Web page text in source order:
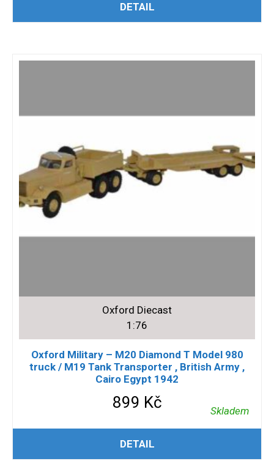
PŘIDAT DO KOŠÍKU
DETAIL
Oxford Diecast
1:76
Oxford Military – M20 Diamond T Model 980
truck / M19 Tank Transporter , British Army ,
Cairo Egypt 1942
899 Kč Skladem
PŘIDAT DO KOŠÍKU
DETAIL